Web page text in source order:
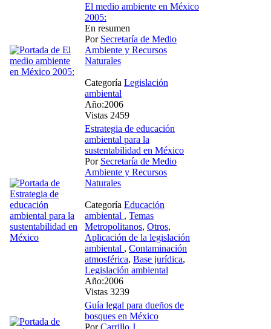
El medio ambiente en México
2005:
En resumen
Por Secretaría de Medio
Ambiente y Recursos
Naturales
Categoría Legislación
ambiental
Año:2006
Vistas 2459
Estrategia de educación
ambiental para la
sustentabilidad en México
Por Secretaría de Medio
Ambiente y Recursos
Naturales
Categoría Educación
ambiental , Temas
Metropolitanos, Otros,
Aplicación de la legislación
ambiental , Contaminación
atmosférica, Base jurídica,
Legislación ambiental
Año:2006
Vistas 3239
Guía legal para dueños de
bosques en México
PorCarrillo J.